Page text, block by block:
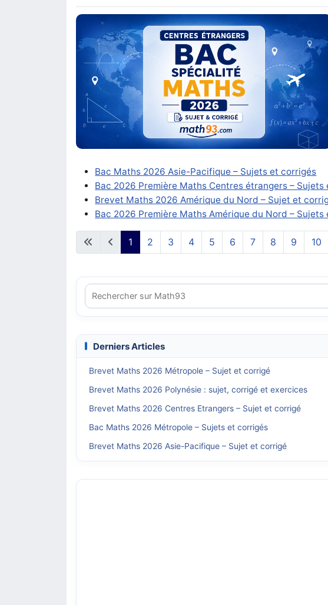
Bac Maths 2026 Asie-Pacifique – Sujets et corrigés
Bac 2026 Première Maths Centres étrangers – Sujets
Brevet Maths 2026 Amérique du Nord – Sujet et
Bac 2026 Première Maths Amérique du Nord – Sujets
1 2 3 4 5 6 7 8 9 10
Derniers Articles
Brevet Maths 2026 Métropole – Sujet et corrigé
Brevet Maths 2026 Polynésie : sujet, corrigé et exercices
Brevet Maths 2026 Centres Etrangers – Sujet et corrigé
Bac Maths 2026 Métropole – Sujets et corrigés
Brevet Maths 2026 Asie-Pacifique – Sujet et corrigé